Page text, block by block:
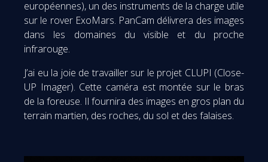
européennes), un des instruments de la charge utile
sur le rover ExoMars. PanCam délivrera des images
dans les domaines du visible et du proche
infrarouge.
J’ai eu la joie de travailler sur le projet CLUPI (Close-
UP Imager). Cette caméra est montée sur le bras
de la foreuse. Il fournira des images en gros plan du
terrain martien, des roches, du sol et des falaises.